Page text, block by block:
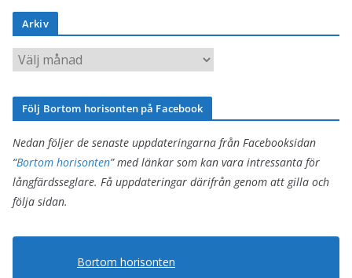
t
g
o
r
Arkiv
A
r
k
v
Följ Bortom horisonten på Facebook
Nedan följer de senaste uppdateringarna från Facebooksidan
“Bortom horisonten” med länkar som kan vara intressanta för
långfärdsseglare. Få uppdateringar därifrån genom att gilla och
följa sidan.
Bortom horisonten